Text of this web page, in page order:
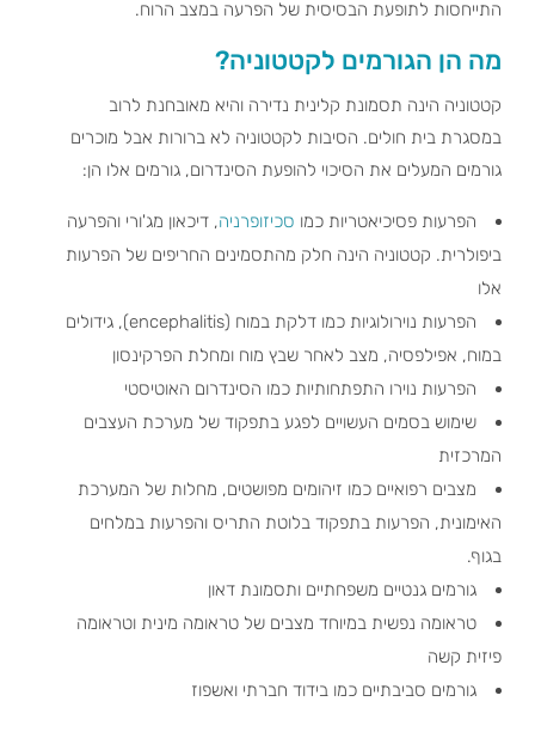
התייחסות לתופעת הבסיסית של הפרעה במצב הרוח.
מה הן הגורמים לקטטוניה?
קטטוניה הינה תסמונת קלינית נדירה והיא מאובחנת לרוב
במסגרת בית חולים. הסיבות לקטטוניה לא ברורות אבל מוכרים
גורמים המעלים את הסיכוי להופעת הסינדרום, גורמים אלו הן:
הפרעות פסיכיאטריות כמו סכיזופרניה, דיכאון מג'ורי והפרעה
ביפולרית. קטטוניה הינה חלק מהתסמינים החריפים של הפרעות
אלו
הפרעות נוירולוגיות כמו דלקת במוח (encephalitis), גידולים
במוח, אפילפסיה, מצב לאחר שבץ מוח ומחלת הפרקינסון
הפרעות נוירו התפתחותיות כמו הסינדרום האוטיסטי
שימוש בסמים העשויים לפגע בתפקוד של מערכת העצבים
המרכזית
מצבים רפואיים כמו זיהומים מפושטים, מחלות של המערכת
האימונית, הפרעות בתפקוד בלוטת התריס והפרעות במלחים
בגוף.
גורמים גנטיים משפחתיים ותסמונת דאון
טראומה נפשית במיוחד מצבים של טראומה מינית וטראומה
פיזית קשה
גורמים סביבתיים כמו בידוד חברתי ואשפוז